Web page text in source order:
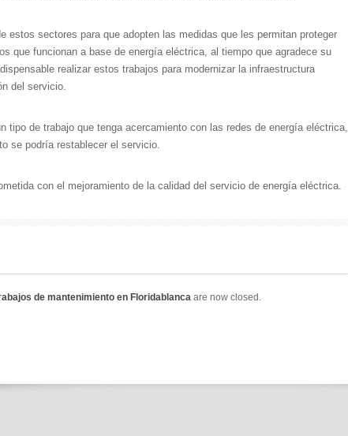
estos sectores para que adopten las medidas que les permitan proteger
que funcionan a base de energía eléctrica, al tiempo que agradece su
realizar estos trabajos para modernizar la infraestructura
del servicio.
tipo de trabajo que tenga acercamiento con las redes de energía eléctrica,
se podría restablecer el servicio.
con el mejoramiento de la calidad del servicio de energía eléctrica.
de mantenimiento en Floridablanca are now closed.